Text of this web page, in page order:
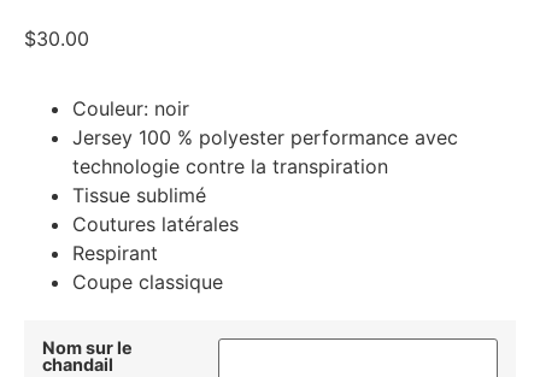
$30.00
Couleur: noir
Jersey 100 % polyester performance avec
technologie contre la transpiration
Tissue sublimé
Coutures latérales
Respirant
Coupe classique
Nom sur le
chandail